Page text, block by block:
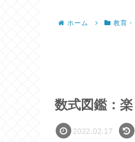
ホーム 教育
数式図鑑：
2022.02.17